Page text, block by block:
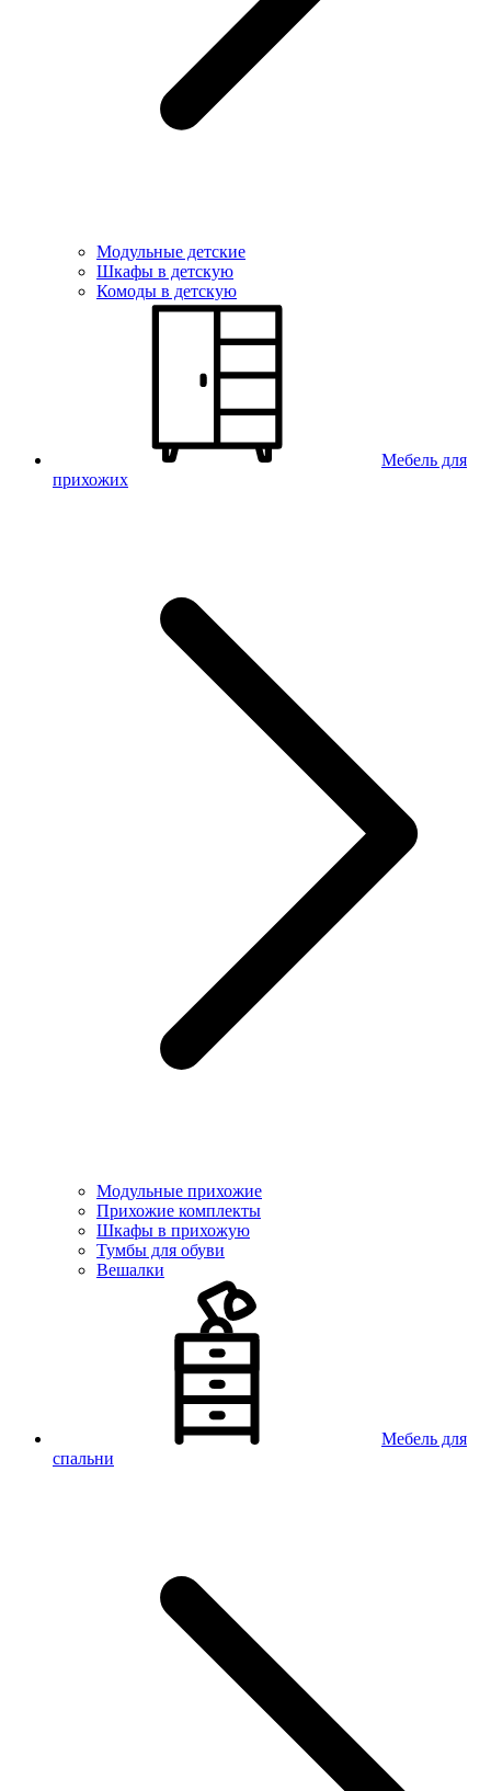
Модульные детские
Шкафы в детскую
Комоды в детскую
Мебель для
прихожих
Модульные прихожие
Прихожие комплекты
Шкафы в прихожую
Тумбы для обуви
Вешалки
Мебель для
спальни